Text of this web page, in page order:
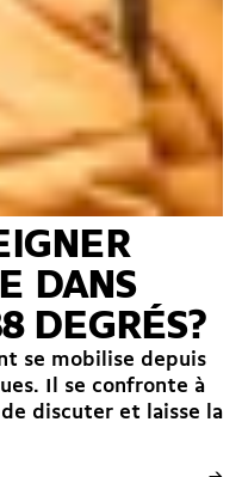
DANS
DEGRÉS?
se mobilise depuis
Il se confronte à
discuter et laisse la